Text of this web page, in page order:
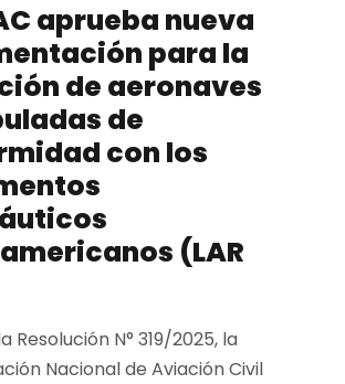
aprueba nueva
para la
de aeronaves
de
con los
(LAR
Resolución N° 319/2025, la
Nacional de Aviación Civil